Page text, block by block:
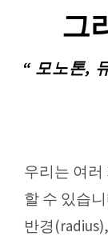
그
“ 모노톤,
우리는 여
할 수 있습
반경